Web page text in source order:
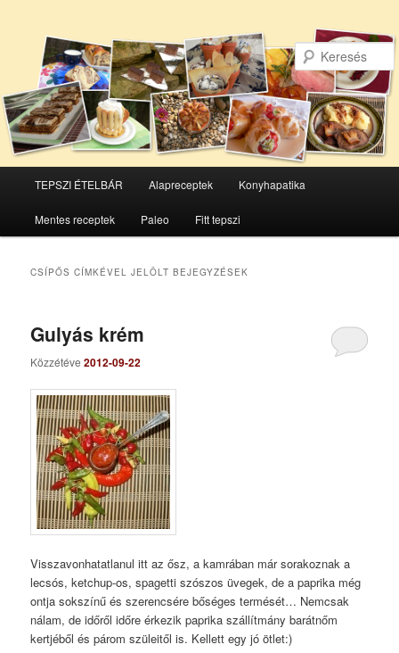
Tovább
az
elsődleges
Tovább
a
másodlagos
TEPSZI ÉTELBÁR Alapreceptek Konyhapatika
Mentes receptek Paleo Fitt tepszi
CSÍPŐS CÍMKÉVEL JELÖLT BEJEGYZÉSEK
Gulyás krém
Közzétéve2012-09-22
Visszavonhatatlanul itt az ősz, a kamrában már sorakoznak a
lecsós, ketchup-os, spagetti szószos üvegek, de a paprika még
ontja sokszínű és szerencsére bőséges termését… Nemcsak
nálam, de időről időre érkezik paprika szállítmány barátnőm
kertjéből és párom szüleitől is. Kellett egy jó ötlet:)